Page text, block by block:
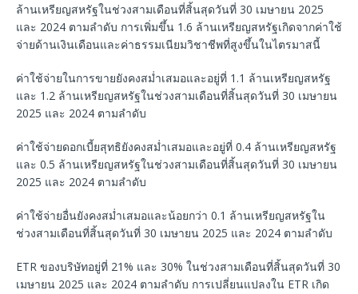
ล้านเหรียญสหรัฐในช่วงสามเดือนที่สิ้นสุดวันที่ 30 เมษายน 2025
และ 2024 ตามลำดับ การเพิ่มขึ้น 1.6 ล้านเหรียญสหรัฐเกิดจากค่าใช้
จ่ายด้านเงินเดือนและค่าธรรมเนียมวิชาชีพที่สูงขึ้นในไตรมาสนี้
ค่าใช้จ่ายในการขายยังคงสม่ำเสมอและอยู่ที่ 1.1 ล้านเหรียญสหรัฐ
และ 1.2 ล้านเหรียญสหรัฐในช่วงสามเดือนที่สิ้นสุดวันที่ 30 เมษายน
2025 และ 2024 ตามลำดับ
ค่าใช้จ่ายดอกเบี้ยสุทธิยังคงสม่ำเสมอและอยู่ที่ 0.4 ล้านเหรียญสหรัฐ
และ 0.5 ล้านเหรียญสหรัฐในช่วงสามเดือนที่สิ้นสุดวันที่ 30 เมษายน
2025 และ 2024 ตามลำดับ
ค่าใช้จ่ายอื่นยังคงสม่ำเสมอและน้อยกว่า 0.1 ล้านเหรียญสหรัฐใน
ช่วงสามเดือนที่สิ้นสุดวันที่ 30 เมษายน 2025 และ 2024 ตามลำดับ
ETR ของบริษัทอยู่ที่ 21% และ 30% ในช่วงสามเดือนที่สิ้นสุดวันที่ 30
เมษายน 2025 และ 2024 ตามลำดับ การเปลี่ยนแปลงใน ETR เกิด